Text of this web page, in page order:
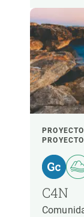
C4N